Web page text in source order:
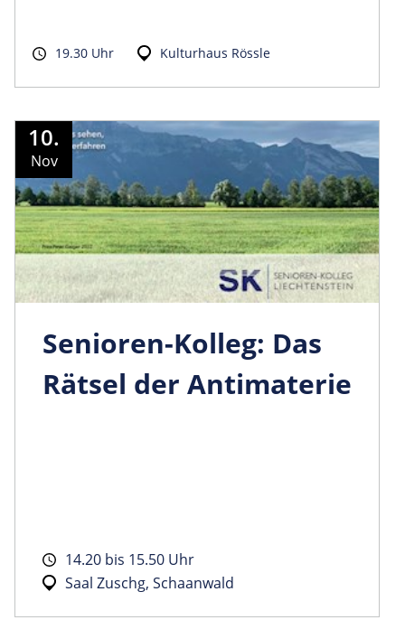
19.30 Uhr Kulturhaus Rössle
10.
Nov
Senioren-Kolleg: Das
Rätsel der Antimaterie
14.20 bis 15.50 Uhr
Saal Zuschg, Schaanwald